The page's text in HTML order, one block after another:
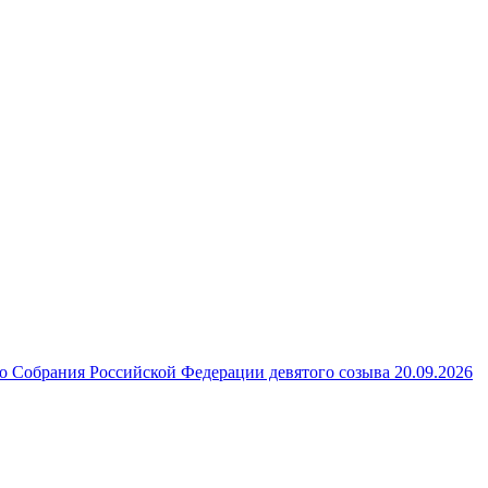
Российской Федерации девятого созыва 20.09.2026